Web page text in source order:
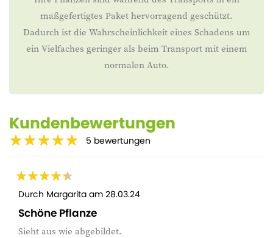
maßgefertigtes Paket hervorragend geschützt.
Dadurch ist die Wahrscheinlichkeit eines Schadens um
ein Vielfaches geringer als beim Transport mit einem
normalen Auto.
Kundenbewertungen
5 bewertungen
Durch Margarita am 28.03.24
Schöne Pflanze
Sieht aus wie abgebildet.